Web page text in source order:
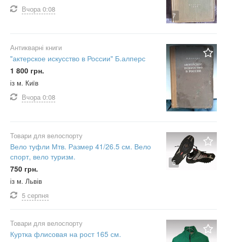
7
Вчора 0:08
Антикварні книги
"актерское искусство в России" Б.алперс
1 800 грн.
із м. Київ
Вчора 0:08
5
Товари для велоспорту
Вело туфли Мтв. Размер 41/26.5 см. Вело
спорт, вело туризм.
750 грн.
із м. Львів
5 серпня
Товари для велоспорту
Куртка флисовая на рост 165 см.